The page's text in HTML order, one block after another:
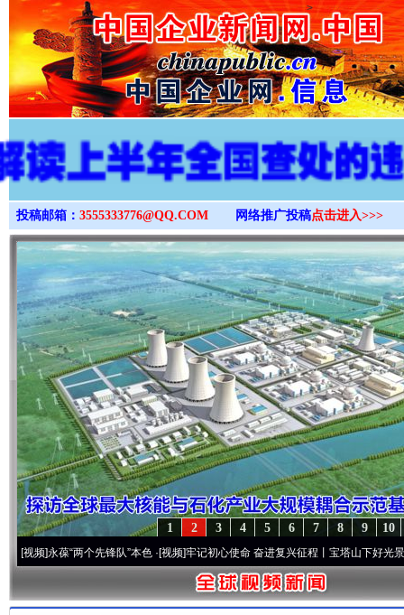
>
投稿邮箱： 3555333776@QQ.COM 网络推广投稿点击进入>>>
10
9
8
7
6
5
4
3
2
1
永葆“两个先锋队”本色·[视频]牢记初心使命 奋进复兴征程丨宝塔山下好光景..·[视频]